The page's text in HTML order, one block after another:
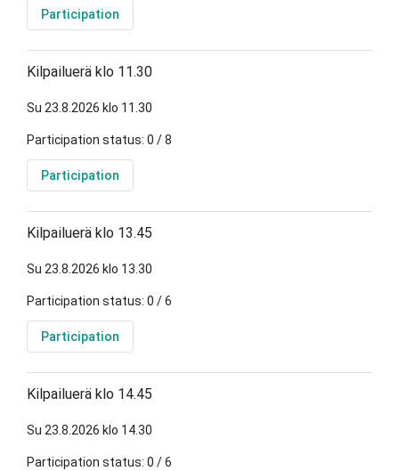
Participation
Kilpailuerä klo 11.30
Su 23.8.2026 klo 11.30
Participation status: 0 / 8
Participation
Kilpailuerä klo 13.45
Su 23.8.2026 klo 13.30
Participation status: 0 / 6
Participation
Kilpailuerä klo 14.45
Su 23.8.2026 klo 14.30
Participation status: 0 / 6